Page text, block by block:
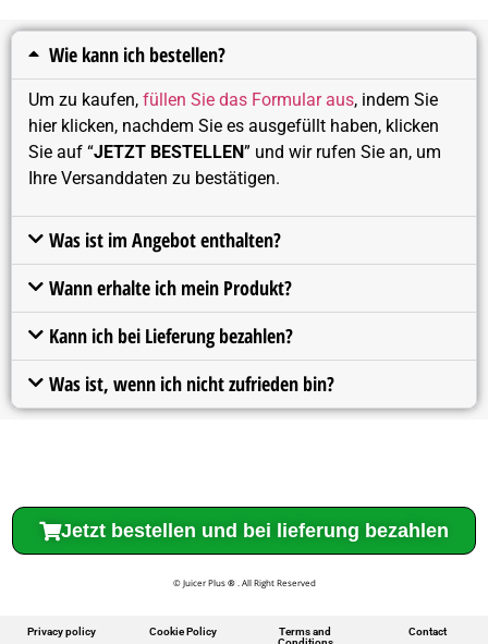
Wie kann ich bestellen?
Um zu kaufen, füllen Sie das Formular aus, indem Sie
hier klicken, nachdem Sie es ausgefüllt haben, klicken
Sie auf “JETZT BESTELLEN” und wir rufen Sie an, um
Ihre Versanddaten zu bestätigen.
Was ist im Angebot enthalten?
Wann erhalte ich mein Produkt?
Kann ich bei Lieferung bezahlen?
Was ist, wenn ich nicht zufrieden bin?
Jetzt bestellen und bei lieferung bezahlen
© Juicer Plus®. All Right Reserved
Privacy policy Cookie Policy
Terms and
Contact